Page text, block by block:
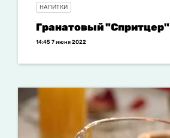
НАПИТКИ
Гранатовый "Спритцер"
14:45 7 июня 2022